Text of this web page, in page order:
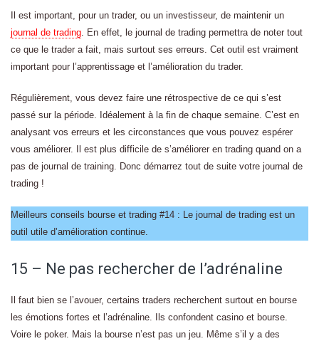
Il est important, pour un trader, ou un investisseur, de maintenir un
journal de trading. En effet, le journal de trading permettra de noter tout
ce que le trader a fait, mais surtout ses erreurs. Cet outil est vraiment
important pour l’apprentissage et l’amélioration du trader.
Régulièrement, vous devez faire une rétrospective de ce qui s’est
passé sur la période. Idéalement à la fin de chaque semaine. C’est en
analysant vos erreurs et les circonstances que vous pouvez espérer
vous améliorer. Il est plus difficile de s’améliorer en trading quand on a
pas de journal de training. Donc démarrez tout de suite votre journal de
trading !
Meilleurs conseils bourse et trading #14 : Le journal de trading est un
outil utile d’amélioration continue.
15 – Ne pas rechercher de l’adrénaline
Il faut bien se l’avouer, certains traders recherchent surtout en bourse
les émotions fortes et l’adrénaline. Ils confondent casino et bourse.
Voire le poker. Mais la bourse n’est pas un jeu. Même s’il y a des